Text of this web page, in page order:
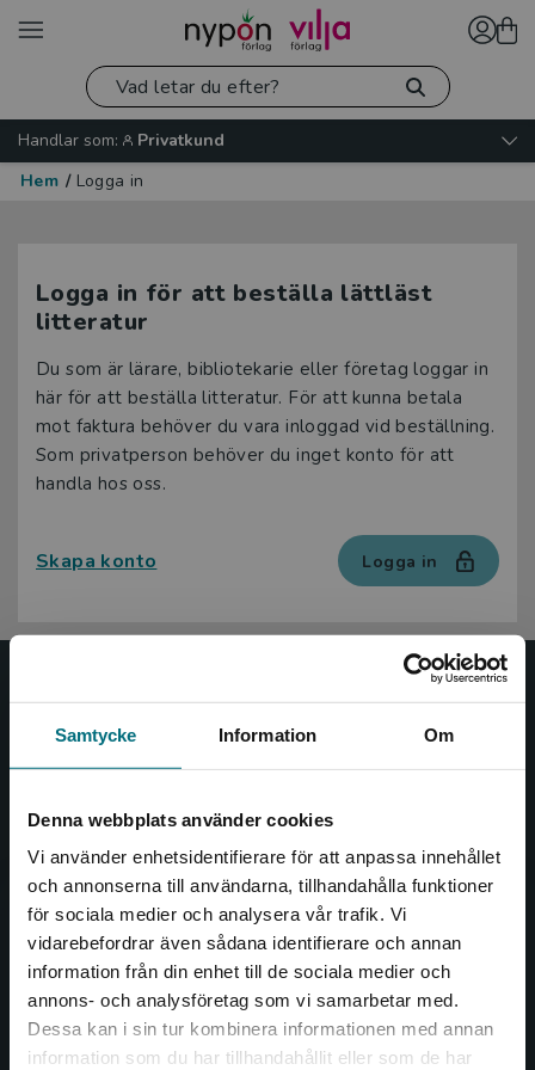
Samtycke Information Om
Denna webbplats använder cookies
Vi använder enhetsidentifierare för att anpassa innehållet
och annonserna till användarna, tillhandahålla funktioner
för sociala medier och analysera vår trafik. Vi
vidarebefordrar även sådana identifierare och annan
information från din enhet till de sociala medier och
annons- och analysföretag som vi samarbetar med.
Dessa kan i sin tur kombinera informationen med annan
information som du har tillhandahållit eller som de har
Begränsad fraktregion
Handlar som:
Privatkund
Hem / Logga in
Logga in för att beställa lättläst
litteratur
Du som är lärare, bibliotekarie eller företag loggar in
här för att beställa litteratur. För att kunna betala
mot faktura behöver du vara inloggad vid beställning.
Som privatperson behöver du inget konto för att
handla hos oss.
Skapa konto Logga in
Nypon och Vilja
såväl barn som vuxna.
Kontakta oss
Kontakta oss
046-31 20 00
Box 141